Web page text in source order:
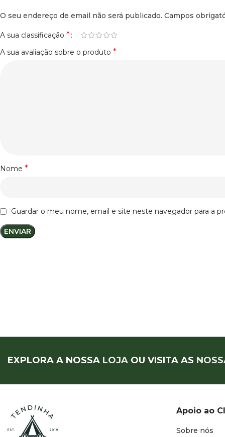
O seu endereço de email não será publicado. Campos
A sua classificação *
A sua avaliação sobre o produto *
Nome *
Guardar o meu nome, email e site neste navegador para a
EXPLORA A NOSSA LOJA OU VISITA AS
Apoio ao
Sobre nós